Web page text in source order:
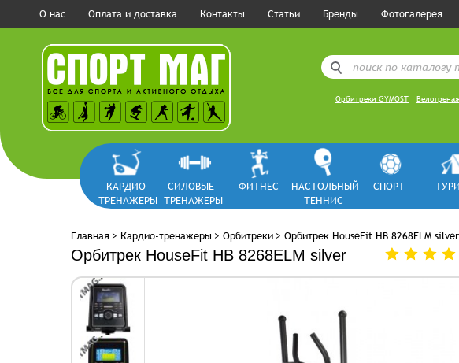
О нас Оплата и доставка Контакты Статьи Бренды Фотогалерея
Орбитреки GYMOST
КАРДИО-
ТРЕНАЖЕРЫ
СИЛОВЫЕ-
ТРЕНАЖЕРЫ
ФИТНЕС
НАСТОЛЬНЫЙ
ТЕННИС
СПОРТ
Главная > Кардио-тренажеры > Орбитреки > Орбитрек HouseFit HB 8268ELM silver
Орбитрек HouseFit HB 8268ELM silver